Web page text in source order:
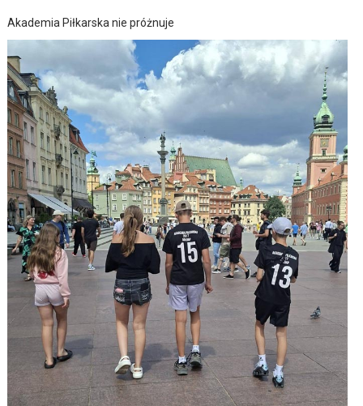
Akademia Piłkarska nie próżnuje